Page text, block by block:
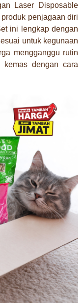
Laser Disposable
penjagaan diri
ini lengkap dengan
untuk kegunaan
mengganggu rutin
kemas dengan cara